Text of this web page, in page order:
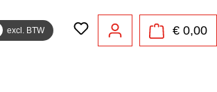
excl. BTW € 0,00